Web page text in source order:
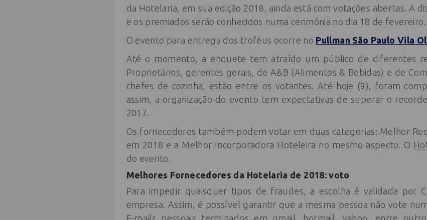
da Hotelaria, em sua edição 2018, ainda está com votações abertas. A
e os premiados serão conhecidos numa cerimônia no dia 18 de fevereiro.
O evento para entrega dos troféus ocorre no Pullman São Paulo Vila
Até o momento, a enquete tem atraído um público de diferentes
Proprietários, gerentes gerais, de A&B (Alimentos & Bebidas) e de
chefes de cozinha, estão entre os votantes. Até hoje (9), foram
assim, a organização do evento tem expectativas de superar o
2017.
Os fornecedores também podem votar em duas categorias: Melhor
em 2018 e a Melhor Incorporadora Hoteleira no mesmo aspecto. O
do evento.
Melhores Fornecedores da Hotelaria de 2018: voto
Para impedir quaisquer tipos de fraudes, a escolha é validada por
empresa. Assim, é possível garantir que a mesma pessoa não vote
E-mails pessoais terminados em gmail, hotmail, yahoo, entre